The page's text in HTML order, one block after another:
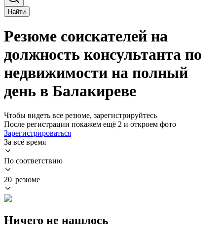
Найти
Резюме соискателей на
должность консультанта по
недвижимости на полный
день в Балакиреве
Чтобы видеть все резюме, зарегистрируйтесь
После регистрации покажем ещё 2 и откроем фото
Зарегистрироваться
За всё время
По соответствию
20 резюме
Ничего не нашлось